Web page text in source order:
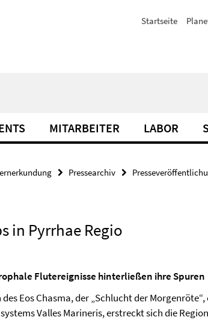
Startseite
MITARBEITER LABOR
Pressearchiv
in Pyrrhae Regio
Flutereignisse hinterließen ihre Spuren
des Eos Chasma, der „Schlucht der
Valles Marineris, erstreckt sich die